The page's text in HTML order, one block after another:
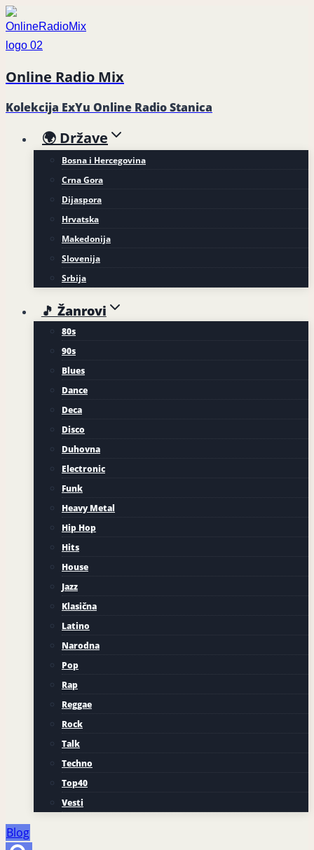
Skip
to
content
Online Radio Mix
Kolekcija ExYu Online Radio Stanica
🌍 Države
Bosna i Hercegovina
Crna Gora
Dijaspora
Hrvatska
Makedonija
Slovenija
Srbija
🎵 Žanrovi
80s
90s
Blues
Dance
Deca
Disco
Duhovna
Electronic
Funk
Heavy Metal
Hip Hop
Hits
House
Jazz
Klasična
Latino
Narodna
Pop
Rap
Reggae
Rock
Talk
Techno
Top40
Vesti
Blog